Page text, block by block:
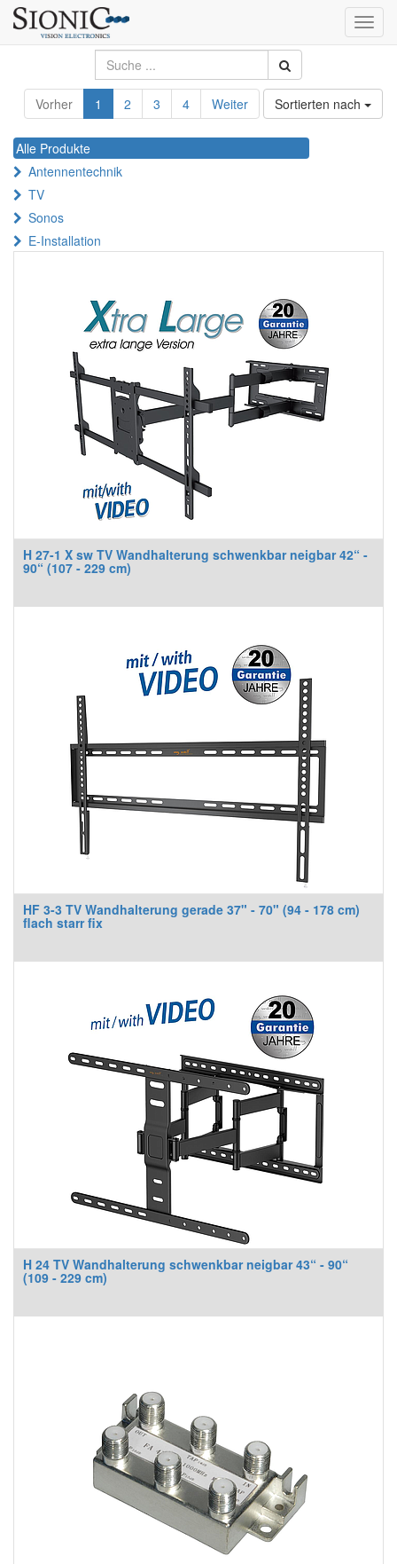
Vorher 1 2 3 4 Weiter Sortierten nach
Alle Produkte
Antennentechnik
TV
Sonos
E-Installation
H 27-1 X sw TV Wandhalterung schwenkbar neigbar 42“ -
90“ (107 - 229 cm)
HF 3-3 TV Wandhalterung gerade 37" - 70" (94 - 178 cm)
flach starr fix
H 24 TV Wandhalterung schwenkbar neigbar 43“ - 90“
(109 - 229 cm)